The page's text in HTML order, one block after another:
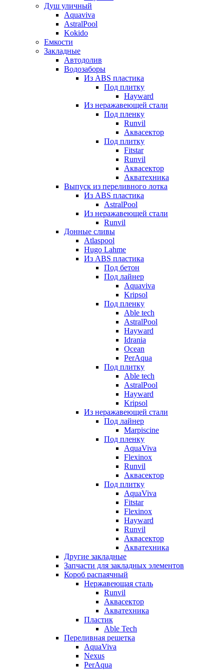
Душ уличный
Aquaviva
AstralPool
Kokido
Емкости
Закладные
Автодолив
Водозаборы
Из ABS пластика
Под плитку
Hayward
Из неражавеющей стали
Под пленку
Runvil
Аквасектор
Под плитку
Fitstar
Runvil
Аквасектор
Акватехника
Выпуск из переливного лотка
Из ABS пластика
AstralPool
Из неражавеющей стали
Runvil
Донные сливы
Atlaspool
Hugo Lahme
Из ABS пластика
Под бетон
Под лайнер
Aquaviva
Kripsol
Под пленку
Able tech
AstralPool
Hayward
Idrania
Ocean
PerAqua
Под плитку
Able tech
AstralPool
Hayward
Kripsol
Из неражавеющей стали
Под лайнер
Marpiscine
Под пленку
AquaViva
Flexinox
Runvil
Аквасектор
Под плитку
AquaViva
Fitstar
Flexinox
Hayward
Runvil
Аквасектор
Акватехника
Другие закладные
Запчасти для закладных элементов
Короб распаячный
Нержавеющая сталь
Runvil
Аквасектор
Акватехника
Пластик
Able Tech
Переливная решетка
AquaViva
Nexus
PerAqua